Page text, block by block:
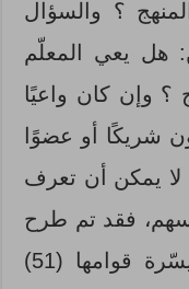
؟ والسؤال
هل يعي المعلّم
وإن كان واعيًا
شريكًا أو عضوًا
لا يمكن أن تعرف
فقد تم طرح
هذين السؤالين على عيّنة متيسّرة قوامها (51)